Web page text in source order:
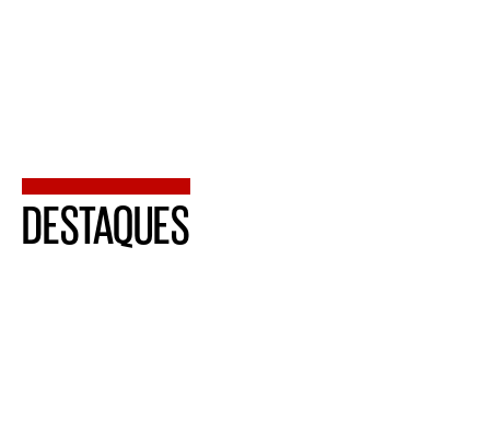
DESTAQUES